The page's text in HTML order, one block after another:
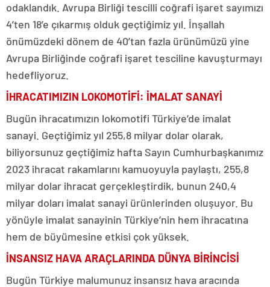
odaklandık. Avrupa Birliği tescilli coğrafi işaret sayımızı
4’ten 18’e çıkarmış olduk geçtiğimiz yıl. İnşallah
önümüzdeki dönem de 40’tan fazla ürünümüzü yine
Avrupa Birliğinde coğrafi işaret tesciline kavuşturmayı
hedefliyoruz.
İHRACATIMIZIN LOKOMOTİFİ: İMALAT SANAYİ
Bugün ihracatımızın lokomotifi Türkiye’de imalat
sanayi. Geçtiğimiz yıl 255,8 milyar dolar olarak,
biliyorsunuz geçtiğimiz hafta Sayın Cumhurbaşkanımız
2023 ihracat rakamlarını kamuoyuyla paylaştı, 255,8
milyar dolar ihracat gerçekleştirdik, bunun 240,4
milyar doları imalat sanayi ürünlerinden oluşuyor. Bu
yönüyle imalat sanayinin Türkiye’nin hem ihracatına
hem de büyümesine etkisi çok yüksek.
İNSANSIZ HAVA ARAÇLARINDA DÜNYA BİRİNCİSİ
Bugün Türkiye malumunuz insansız hava aracında